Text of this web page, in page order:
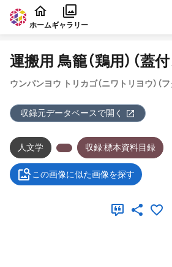
本文に飛ぶ
ホームギャラリー
運搬用 鳥籠（鶏用）（蓋付
ウンパンヨウ トリカゴ（ニワトリヨウ）（フ
収録元データベースで開く
人文学 収録:標本資料目録
この画像に似た画像を探す